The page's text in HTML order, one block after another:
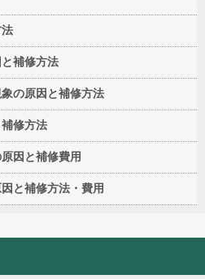
補修方法
の原因と補修方法
修方法
因と補修費用
と補修方法・費用